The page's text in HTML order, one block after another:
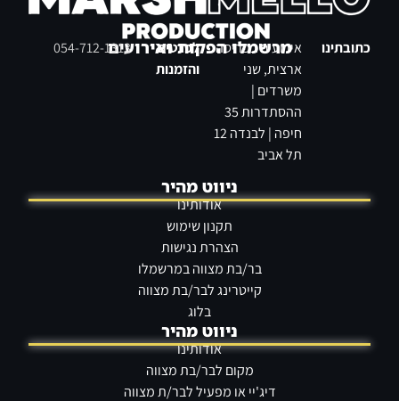
שירי בת מצווה מרגשים
מרשמלו הפקות ואירועים כתובתינו
אירועים בפריסה
ארצית, שני
משרדים |
ההסתדרות 35
חיפה | לבנדה 12
תל אביב
לפרטים
והזמנות
054-712-1313
ניווט מהיר
אודותינו
תקנון שימוש
הצהרת נגישות
בר/בת מצווה במרשמלו
קייטרינג לבר/בת מצווה
בלוג
ניווט מהיר
אודותינו
מקום לבר/בת מצווה
דיג'יי או מפעיל לבר/ת מצווה